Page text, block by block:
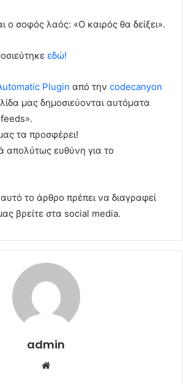
ο σοφός λαός: «Ο καιρός θα δείξει».
εδώ!
Plugin από την codecanyon
μας δημοσιεύονται αυτόματα
τα προσφέρει!
απολύτως ευθύνη για το
το άρθρο πρέπει να διαγραφεί
βρείτε στα social media.
admin